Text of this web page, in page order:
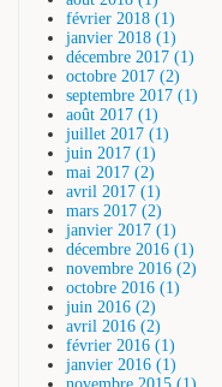
février 2018 (1)
janvier 2018 (1)
décembre 2017 (1)
octobre 2017 (2)
septembre 2017 (1)
août 2017 (1)
juillet 2017 (1)
juin 2017 (1)
mai 2017 (2)
avril 2017 (1)
mars 2017 (2)
janvier 2017 (1)
décembre 2016 (1)
novembre 2016 (2)
octobre 2016 (1)
juin 2016 (2)
avril 2016 (2)
février 2016 (1)
janvier 2016 (1)